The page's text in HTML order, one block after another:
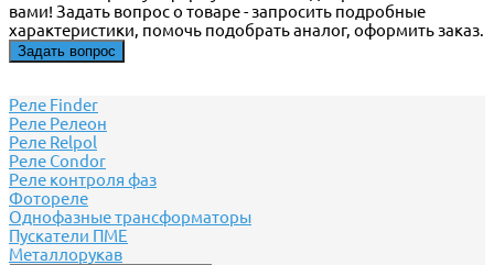
вами! Задать вопрос о товаре - запросить подробные
характеристики, помочь подобрать аналог, оформить заказ.
Задать вопрос
Реле Finder
Реле Релеон
Реле Relpol
Реле Сondor
Реле контроля фаз
Фотореле
Однофазные трансформаторы
Пускатели ПМЕ
Металлорукав